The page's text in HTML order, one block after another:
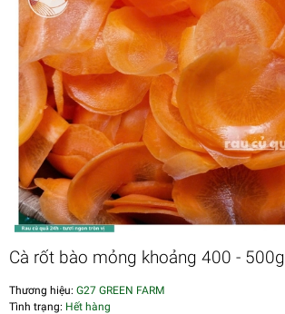
Cà rốt bào mỏng khoảng 400 - 500g
Thương hiệu: G27 GREEN FARM
Tình trạng: Hết hàng